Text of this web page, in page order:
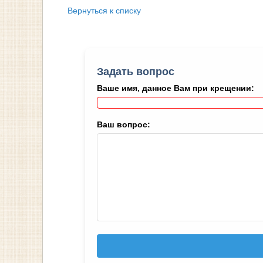
Вернуться к списку
Задать вопрос
Ваше имя, данное Вам при крещении:
Ваш вопрос: